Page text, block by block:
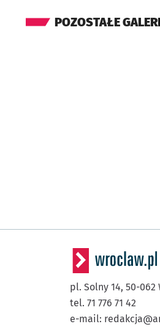
POZOSTAŁE
pl. Solny 14, 50-062
tel. 71 776 71 42
e-mail: